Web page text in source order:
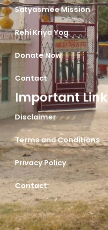
Satyasmee Mission
Rehi Kriya Yog
Donate Now
Contact
Important Link
Disclaimer
Terms and Conditions
Privacy Policy
Contact